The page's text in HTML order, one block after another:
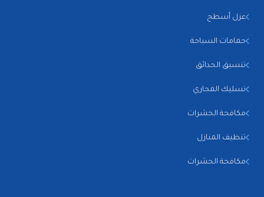
عزل أسطح
حمامات السباحة
تنسيق الحدائق
تسليك المجاري
مكافحة الحشرات
تنظيف المنازل
مكافحة الحشرات